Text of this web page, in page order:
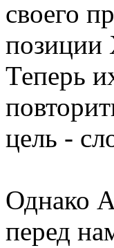
своего
позиции
Теперь
цель -
Однако
перед